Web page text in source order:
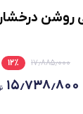
روشن
۱۷٫۸۸۵٫۰۰۰ ۱۲٪
۱۵٫۷۳۸٫۸۰۰